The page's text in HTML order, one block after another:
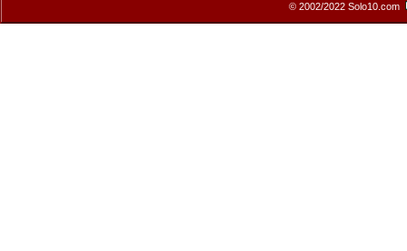
© 2002/2022 Solo10.com